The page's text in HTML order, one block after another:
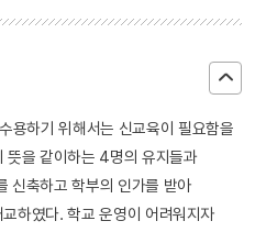
용하기 위해서는 신교육이 필요함을
을 같이하는 4명의 유지들과
신축하고 학부의 인가를 받아
하였다. 학교 운영이 어려워지자